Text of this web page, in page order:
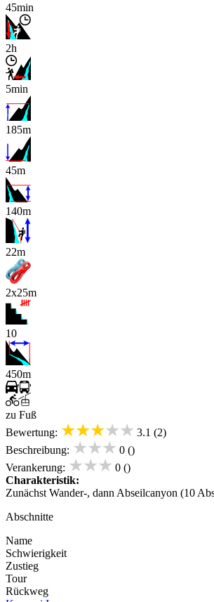
45min
2h
5min
185m
45m
140m
x
22m
2x25m
10
450m
zu Fuß
Bewertung: ★★★★★ 3.1 (2)
Beschreibung: ★★★ 0 ()
Verankerung: ★★★ 0 ()
Charakteristik:
Zunächst Wander-, dann Abseilcanyon (10
Abschnitte
Name
Schwierigkeit
Zustieg
Tour
Rückweg